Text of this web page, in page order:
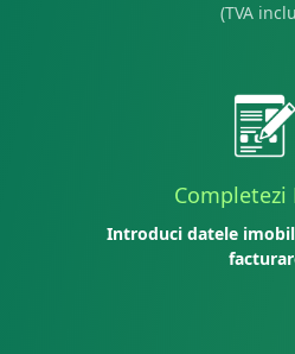
(TVA
Completezi
Introduci datele